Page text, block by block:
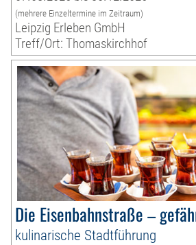
(mehrere Einzeltermine im Zeitraum)
Leipzig Erleben GmbH
Treff/Ort: Thomaskirchhof
Die Eisenbahnstraße –
kulinarische Stadtführung